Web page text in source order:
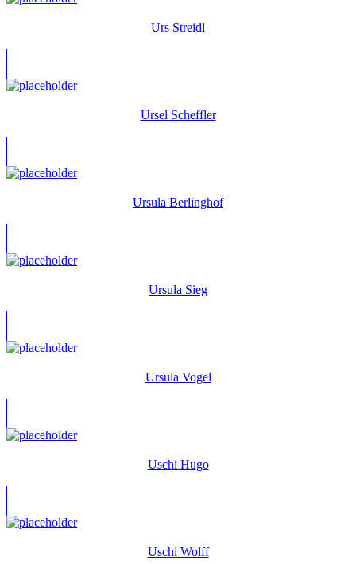
Urs Streidl
Ursel Scheffler
Ursula Berlinghof
Ursula Sieg
Ursula Vogel
Uschi Hugo
Uschi Wolff